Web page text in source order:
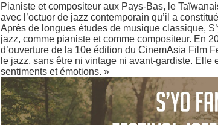
Pianiste et compositeur aux Pays-Bas, le
avec l’octuor de jazz contemporain qu’il a
Après de longues études de musique classique,
jazz, comme pianiste et comme compositeur. En
d’ouverture de la 10e édition du CinemAsia Film
le jazz, sans être ni vintage ni avant-gardiste.
sentiments et émotions. »